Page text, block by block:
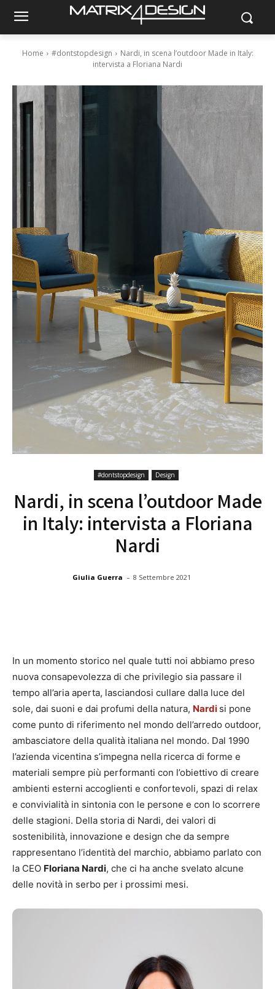
Home #dontstopdesign
Nardi, in scena l’outdoor Made in Italy:
intervista a Floriana Nardi
#dontstopdesign Design
Nardi, in scena l’outdoor Made
in Italy: intervista a Floriana
Nardi
Giulia Guerra - 8 Settembre 2021
In un momento storico nel quale tutti noi abbiamo preso
nuova consapevolezza di che privilegio sia passare il
tempo all’aria aperta, lasciandosi cullare dalla luce del
sole, dai suoni e dai profumi della natura, Nardi si pone
come punto di riferimento nel mondo dell’arredo outdoor,
ambasciatore della qualità italiana nel mondo. Dal 1990
l’azienda vicentina s’impegna nella ricerca di forme e
materiali sempre più performanti con l’obiettivo di creare
ambienti esterni accoglienti e confortevoli, spazi di relax
e convivialità in sintonia con le persone e con lo scorrere
delle stagioni. Della storia di Nardi, dei valori di
sostenibilità, innovazione e design che da sempre
rappresentano l’identità del marchio, abbiamo parlato con
la CEO Floriana Nardi, che ci ha anche svelato alcune
delle novità in serbo per i prossimi mesi.